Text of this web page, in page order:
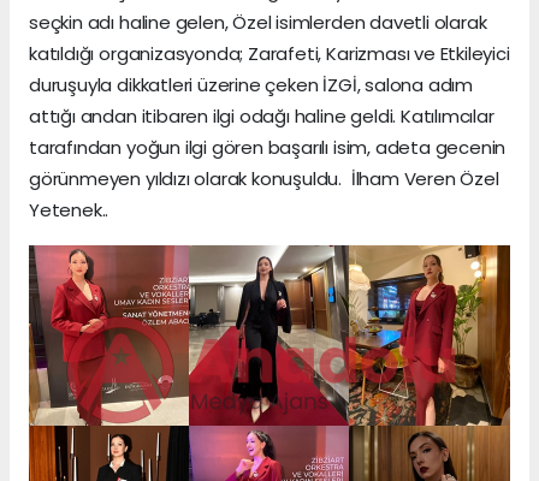
seçkin adı haline gelen, Özel isimlerden davetli olarak
katıldığı organizasyonda; Zarafeti, Karizması ve Etkileyici
duruşuyla dikkatleri üzerine çeken İZGİ, salona adım
attığı andan itibaren ilgi odağı haline geldi. Katılımcılar
tarafından yoğun ilgi gören başarılı isim, adeta gecenin
görünmeyen yıldızı olarak konuşuldu. İlham Veren Özel
Yetenek..